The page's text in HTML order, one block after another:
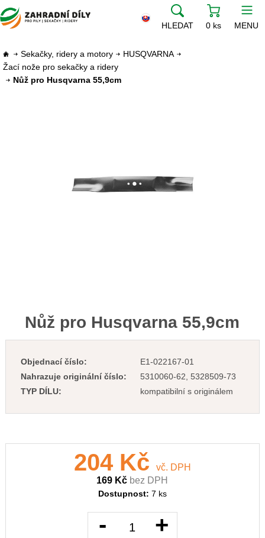
HLEDAT 0 ks MENU
Sekačky, ridery a motory
HUSQVARNA
Žací nože pro sekačky a ridery
Nůž pro Husqvarna 55,9cm
Nůž pro Husqvarna 55,9cm
Objednací číslo:
E1-022167-01
Nahrazuje originální číslo:
5310060-62, 5328509-73
TYP DÍLU:
kompatibilní s originálem
204 Kč
vč. DPH
169 Kč bez DPH
Dostupnost: 7 ks
- +